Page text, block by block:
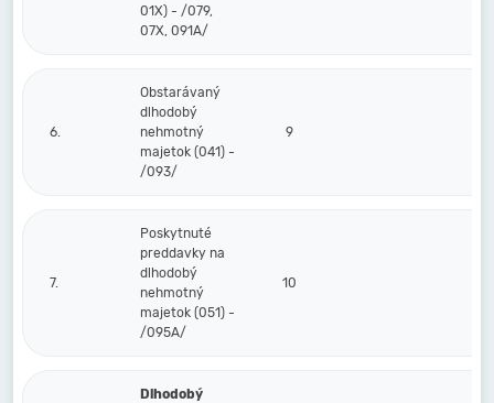
01X) - /079,
07X, 091A/
6.
Obstarávaný
dlhodobý
nehmotný
majetok (041) -
/093/
9
7.
Poskytnuté
preddavky na
dlhodobý
nehmotný
majetok (051) -
/095A/
10
Dlhodobý